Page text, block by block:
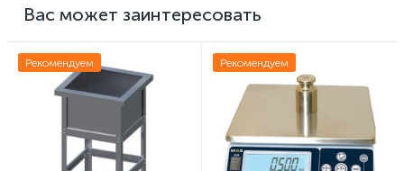
Вас может заинтересовать
Рекомендуем Рекомендуем